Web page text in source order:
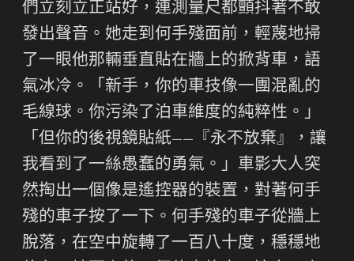
們立刻立正站好，連測量尺都顫抖著不敢
發出聲音。她走到何手殘面前，輕蔑地掃
了一眼他那輛垂直貼在牆上的掀背車，語
氣冰冷。「新手，你的車技像一團混亂的
毛線球。你污染了泊車維度的純粹性。」
「但你的後視鏡貼紙——『永不放棄』，讓
我看到了一絲愚蠢的勇氣。」車影大人突
然掏出一個像是遙控器的裝置，對著何手
殘的車子按了一下。何手殘的車子從牆上
脫落，在空中旋轉了一百八十度，穩穩地